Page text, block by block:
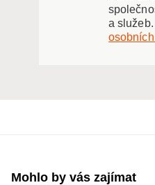
a
Mohlo by vás zajímat